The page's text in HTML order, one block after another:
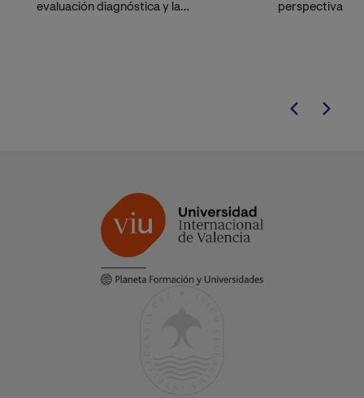
evaluación diagnóstica y la
perspectiva